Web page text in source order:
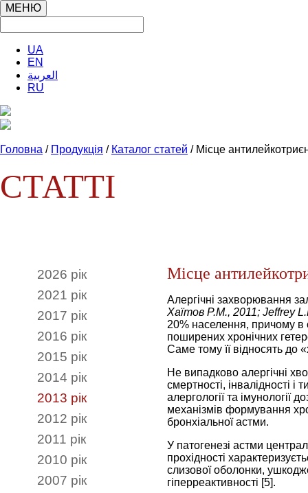
МЕНЮ
UA
EN
العربية
RU
Головна / Продукція / Каталог статей / Місце
СТАТТІ
2026 рік
2021 рік
2017 рік
2016 рік
2015 рік
2014 рік
2013 рік
2012 рік
2011 рік
2010 рік
2007 рік
Місце
Алергічні захворювання
Хаїтов Р.М., 2011; Jeffrey
20% населення, причому в
поширених хронічних
Саме тому її відносять до
Не випадково алергічні
смертності, інвалідності
алергології та імунології
механізмів формування
бронхіальної астми.
У патогенезі астми
прохідності
слизової оболонки,
гіперреактивності [5].